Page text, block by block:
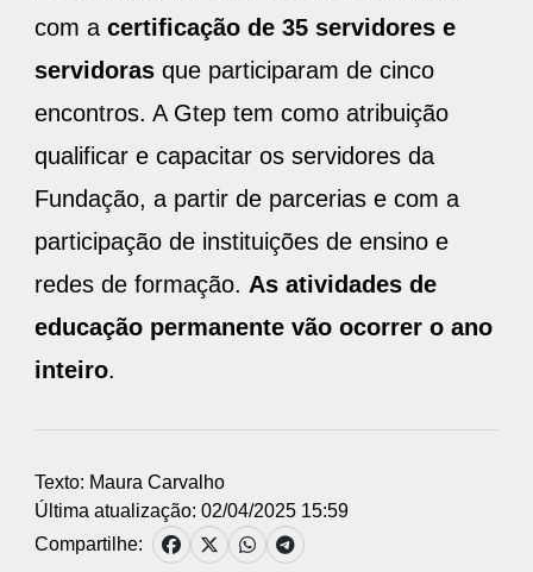
com a certificação de 35 servidores e
servidoras que participaram de cinco
encontros. A Gtep tem como atribuição
qualificar e capacitar os servidores da
Fundação, a partir de parcerias e com a
participação de instituições de ensino e
redes de formação. As atividades de
educação permanente vão ocorrer o ano
inteiro.
Texto: Maura Carvalho
Última atualização: 02/04/2025 15:59
Compartilhe: